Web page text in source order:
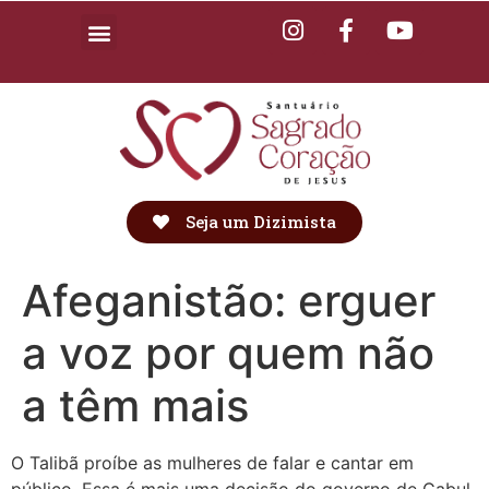
Seja um Dizimista
Afeganistão: erguer
a voz por quem não
a têm mais
O Talibã proíbe as mulheres de falar e cantar em